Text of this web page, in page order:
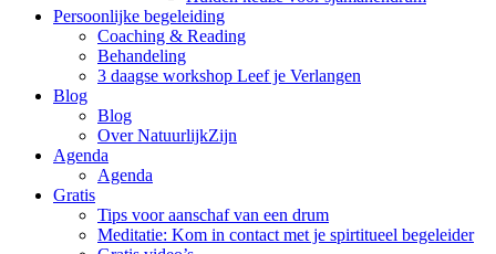
Persoonlijke begeleiding
Coaching & Reading
Behandeling
3 daagse workshop Leef je Verlangen
Blog
Blog
Over NatuurlijkZijn
Agenda
Agenda
Gratis
Tips voor aanschaf van een drum
Meditatie: Kom in contact met je spirtitueel begeleider